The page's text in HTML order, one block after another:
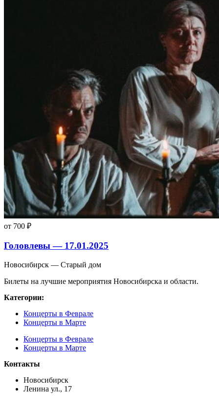
от 700 ₽
Головлевы — 17.01.2025
Новосибирск — Старый дом
Билеты на лучшие мероприятия Новосибирска и области.
Категории:
Концерты в Феврале
Концерты в Марте
Концерты в Феврале
Концерты в Марте
Контакты
Новосибирск
Ленина ул., 17